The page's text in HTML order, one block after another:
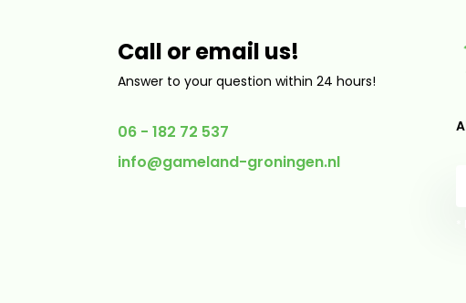
Call or email us!
Answer to your question within 24 hours!
06 - 182 72 537
info@gameland-groningen.nl